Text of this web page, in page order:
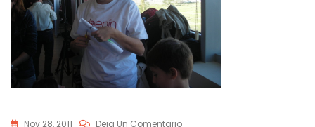
Nov 28, 2011 Deja Un ComentarioEn